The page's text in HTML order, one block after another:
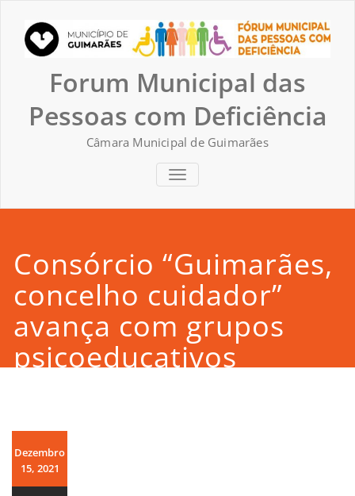
content
Forum Municipal das
Pessoas com Deficiência
Câmara Municipal de Guimarães
TOGGLE NAVIGATION
Consórcio “Guimarães,
concelho cuidador”
avança com grupos
psicoeducativos
Dezembro
15, 2021